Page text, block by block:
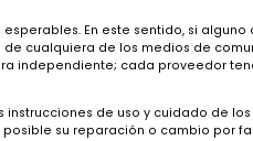
condiciones en las que lo
devolución de bienes que no
el dinero pagado por este
la compra. Si alguno de
serán cubiertos por el Usuario.